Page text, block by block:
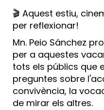
🎬 Aquest estiu,
per reflexionar!
Mn. Peio Sánchez
per a aquestes
tots els públics que
preguntes sobre
convivència, la
de mirar els altres.